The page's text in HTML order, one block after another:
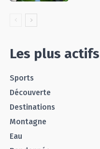
Les plus actifs
Sports
Découverte
Destinations
Montagne
Eau